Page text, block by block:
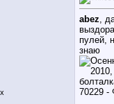
abez ,
пулей,
знаю